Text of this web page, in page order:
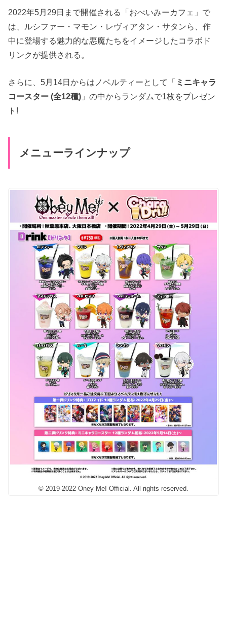
2022年5月29日まで開催される「おべいみーカフェ」で
は、ルシファー・マモン・レヴィアタン・サタンら、作
中に登場する魅力的な悪魔たちをイメージしたコラボド
リンクが提供される。
さらに、5月14日からはノベルティーとして「 ミニキャラ
コースター (全12種) 」の中からランダムで1枚をプレゼン
ト!
メニューラインナップ
© 2019-2022 Oney Me! Official. All rights reserved.